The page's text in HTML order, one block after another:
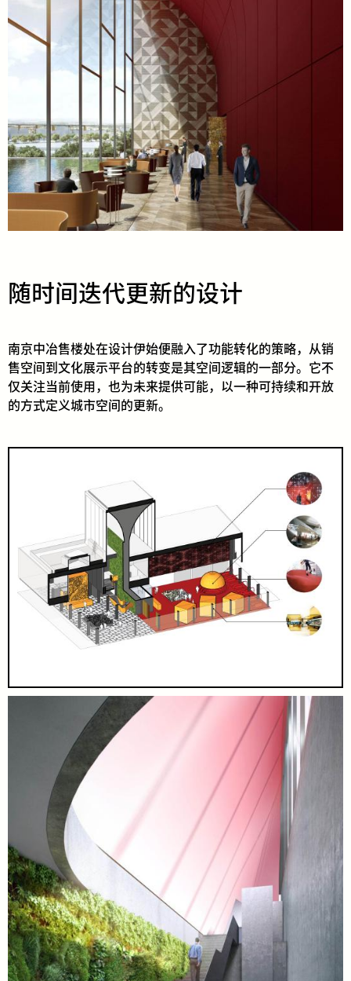
随时间迭代更新的设计
南京中冶售楼处在设计伊始便融入了功能转化的策略，从销
售空间到文化展示平台的转变是其空间逻辑的一部分。它不
仅关注当前使用，也为未来提供可能，以一种可持续和开放
的方式定义城市空间的更新。